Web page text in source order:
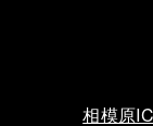
相模原